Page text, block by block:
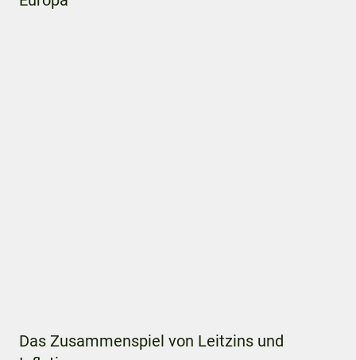
Das Zusammenspiel von Leitzins und